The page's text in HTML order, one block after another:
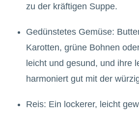
zu der kräftigen Suppe.
Gedünstetes Gemüse:
Karotten, grüne Bohnen
leicht und gesund, und ihre
harmoniert gut mit der
Reis: Ein lockerer, leicht